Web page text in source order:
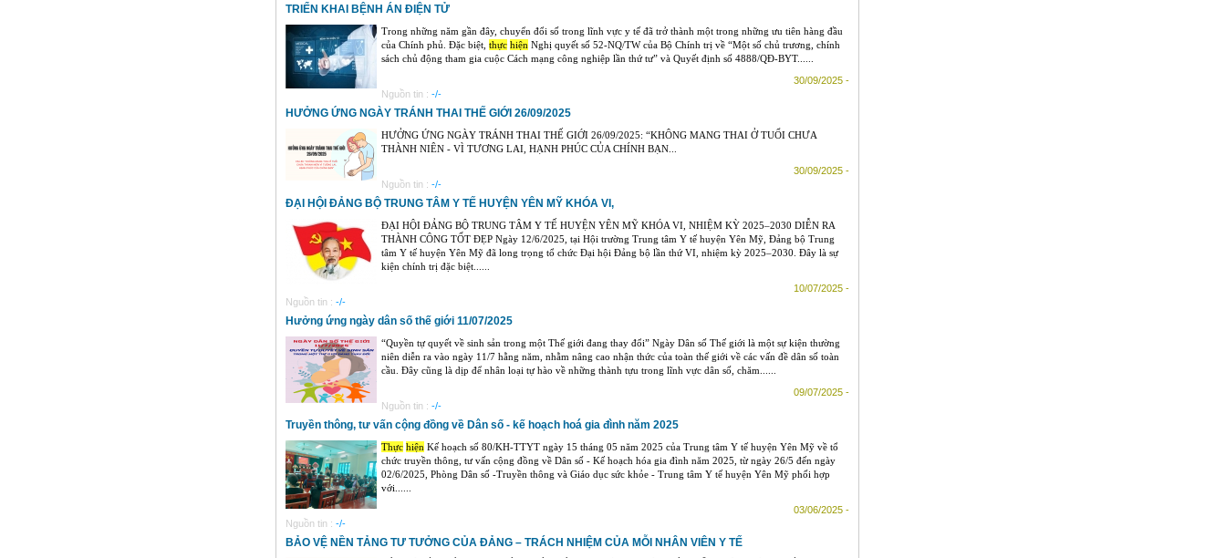
TRIỂN KHAI BỆNH ÁN ĐIỆN TỬ
Trong những năm gần đây, chuyển đổi số trong lĩnh vực y tế đã trở thành một trong những ưu tiên hàng đầu
của Chính phủ. Đặc biệt, thực hiện Nghị quyết số 52-NQ/TW của Bộ Chính trị về “Một số chủ trương, chính
sách chủ động tham gia cuộc Cách mạng công nghiệp lần thứ tư” và Quyết định số 4888/QĐ-BYT......
30/09/2025 -
Nguồn tin : -/-
HƯỞNG ỨNG NGÀY TRÁNH THAI THẾ GIỚI 26/09/2025
HƯỞNG ỨNG NGÀY TRÁNH THAI THẾ GIỚI 26/09/2025: “KHÔNG MANG THAI Ở TUỔI CHƯA
THÀNH NIÊN - VÌ TƯƠNG LAI, HẠNH PHÚC CỦA CHÍNH BẠN...
30/09/2025 -
Nguồn tin : -/-
ĐẠI HỘI ĐẢNG BỘ TRUNG TÂM Y TẾ HUYỆN YÊN MỸ KHÓA VI,
ĐẠI HỘI ĐẢNG BỘ TRUNG TÂM Y TẾ HUYỆN YÊN MỸ KHÓA VI, NHIỆM KỲ 2025–2030 DIỄN RA
THÀNH CÔNG TỐT ĐẸP Ngày 12/6/2025, tại Hội trường Trung tâm Y tế huyện Yên Mỹ, Đảng bộ Trung
tâm Y tế huyện Yên Mỹ đã long trọng tổ chức Đại hội Đảng bộ lần thứ VI, nhiệm kỳ 2025–2030. Đây là sự
kiện chính trị đặc biệt......
10/07/2025 -
Nguồn tin : -/-
Hưởng ứng ngày dân số thế giới 11/07/2025
“Quyền tự quyết về sinh sản trong một Thế giới đang thay đổi” Ngày Dân số Thế giới là một sự kiện thường
niên diễn ra vào ngày 11/7 hằng năm, nhằm nâng cao nhận thức của toàn thế giới về các vấn đề dân số toàn
cầu. Đây cũng là dịp để nhân loại tự hào về những thành tựu trong lĩnh vực dân số, chăm......
09/07/2025 -
Nguồn tin : -/-
Truyền thông, tư vấn cộng đồng về Dân số - kế hoạch hoá gia đình năm 2025
Thực hiện Kế hoạch số 80/KH-TTYT ngày 15 tháng 05 năm 2025 của Trung tâm Y tế huyện Yên Mỹ về tổ
chức truyền thông, tư vấn cộng đồng về Dân số - Kế hoạch hóa gia đình năm 2025, từ ngày 26/5 đến ngày
02/6/2025, Phòng Dân số -Truyền thông và Giáo dục sức khỏe - Trung tâm Y tế huyện Yên Mỹ phối hợp
với......
03/06/2025 -
Nguồn tin : -/-
BẢO VỆ NỀN TẢNG TƯ TƯỞNG CỦA ĐẢNG – TRÁCH NHIỆM CỦA MỖI NHÂN VIÊN Y TẾ